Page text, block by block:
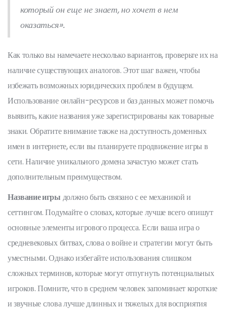
который он еще не знает, но хочет в нем
оказаться».
Как только вы намечаете несколько вариантов, проверьте их на
наличие существующих аналогов. Этот шаг важен, чтобы
избежать возможных юридических проблем в будущем.
Использование онлайн-ресурсов и баз данных может помочь
выявить, какие названия уже зарегистрированы как товарные
знаки. Обратите внимание также на доступность доменных
имен в интернете, если вы планируете продвижение игры в
сети. Наличие уникального домена зачастую может стать
дополнительным преимуществом.
Название игры должно быть связано с ее механикой и
сеттингом. Подумайте о словах, которые лучше всего опишут
основные элементы игрового процесса. Если ваша игра о
средневековых битвах, слова о войне и стратегии могут быть
уместными. Однако избегайте использования слишком
сложных терминов, которые могут отпугнуть потенциальных
игроков. Помните, что в среднем человек запоминает короткие
и звучные слова лучше длинных и тяжелых для восприятия